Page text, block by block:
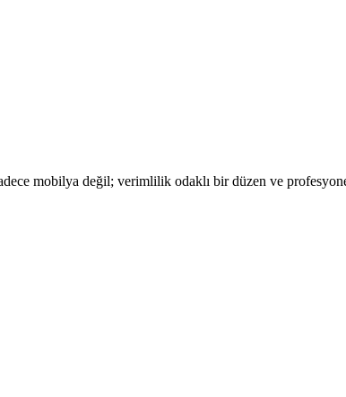
mobilya değil; verimlilik odaklı bir düzen ve